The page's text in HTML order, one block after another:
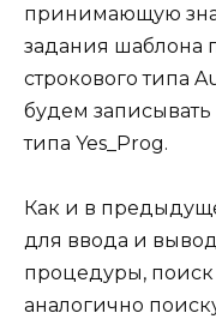
принимающую
задания шаблона
строкового типа
будем
типа Yes_Prog.
Как и в
для ввода и
процедуры,
аналогично